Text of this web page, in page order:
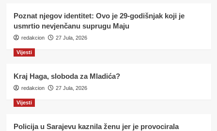
Poznat njegov identitet: Ovo je 29-godišnjak koji je
usmrtio nevjenčanu suprugu Maju
redakcion 27 Jula, 2026
Vijesti
Kraj Haga, sloboda za Mladića?
redakcion 27 Jula, 2026
Vijesti
Policija u Sarajevu kaznila ženu jer je provocirala